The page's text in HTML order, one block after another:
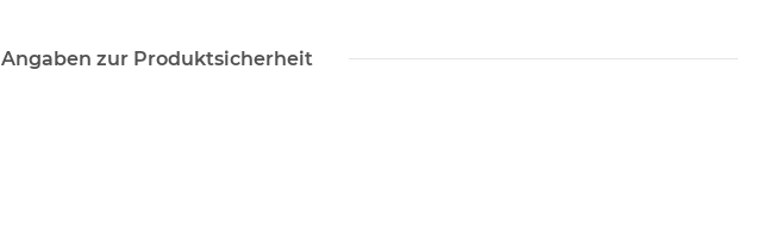
Angaben zur Produktsicherheit